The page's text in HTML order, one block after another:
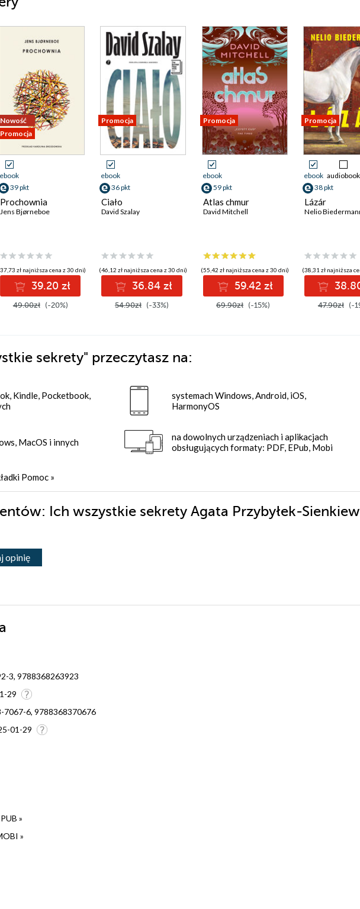
Nowość
Promocja
ebook
39 pkt
Prochownia
Jens Bjørneboe
zł najniższa cena z 30 dni)
39.20 zł
49.00zł (-20%)
Promocja
ebook
36 pkt
Ciało
David Szalay
(46,12 zł najniższa cena z 30 dni)
36.84 zł
54.90zł (-33%)
Promocja
ebook
59 pkt
Atlas chmur
David Mitchell
(55,42 zł najniższa cena z 30 dni)
59.42 zł
69.90zł (-15%)
Promocja
ebook audiobook
38 pkt
Lázár
Nelio
(38,31 zł najniższa
47.90zł (-
sekrety" przeczytasz na:
Kindle, Pocketbook,
MacOS i innych
systemach Windows, Android, iOS,
HarmonyOS
na dowolnych urządzeniach i aplikacjach
obsługujących formaty: PDF, EPub, Mobi
Pomoc »
Ich wszystkie sekrety Agata Przybyłek-
opinię
3, 9788368263923
29
7067-6, 9788368370676
01-29
»
»